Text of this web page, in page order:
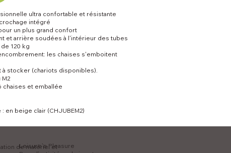
ultra confortable et résistante
intégré
un plus grand confort
et arrière soudées à l'intérieur des tubes
120 kg
les chaises s'emboitent
à stocker (chariots disponibles).
chaises et emballée
en beige clair (CHJUBEM2)
de matériel et
Leisure’n Pleasure